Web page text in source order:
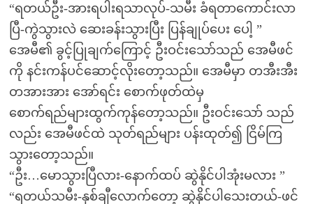
“ရတယ်ဦး-အားရပါးရသာလုပ်-သမီး ခံရတာကောင်းလာ
ပြီ-ကွဲသွားလဲ ဆေးခန်းသွားပြီး ပြန်ချုပ်ပေး ပေါ့ ”
အေမီ၏ ခွင့်ပြုချက်ကြောင့် ဦးဝင်းသော်သည် အေမီဖင်
ကို နင်းကန်ပင်ဆောင့်လိုးတော့သည်။ အေမီမှာ တအီးအီး
တအားအား အော်ရင်း စောက်ဖုတ်ထဲမှ
စောက်ရည်များထွက်ကုန်တော့သည်။ ဦးဝင်းသော် သည်
လည်း အေမီဖင်ထဲ သုတ်ရည်များ ပန်းထုတ်၍ ငြိမ်ကြ
သွားတော့သည်။
“ဦး…မောသွားပြီလား-နောက်ထပ် ဆွဲနိုင်ပါအုံးမလား ”
“ရတယ်သမီး-နှစ်ချီလောက်တော့ ဆွဲနိုင်ပါသေးတယ်-ဖင်